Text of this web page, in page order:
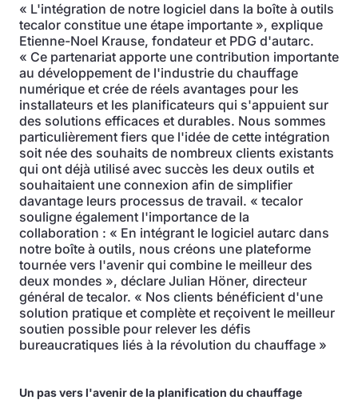
« L'intégration de notre logiciel dans la boîte à outils
tecalor constitue une étape importante », explique
Etienne-Noel Krause, fondateur et PDG d'autarc.
« Ce partenariat apporte une contribution importante
au développement de l'industrie du chauffage
numérique et crée de réels avantages pour les
installateurs et les planificateurs qui s'appuient sur
des solutions efficaces et durables. Nous sommes
particulièrement fiers que l'idée de cette intégration
soit née des souhaits de nombreux clients existants
qui ont déjà utilisé avec succès les deux outils et
souhaitaient une connexion afin de simplifier
davantage leurs processus de travail. « tecalor
souligne également l'importance de la
collaboration : « En intégrant le logiciel autarc dans
notre boîte à outils, nous créons une plateforme
tournée vers l'avenir qui combine le meilleur des
deux mondes », déclare Julian Höner, directeur
général de tecalor. « Nos clients bénéficient d'une
solution pratique et complète et reçoivent le meilleur
soutien possible pour relever les défis
bureaucratiques liés à la révolution du chauffage »
Un pas vers l'avenir de la planification du chauffage